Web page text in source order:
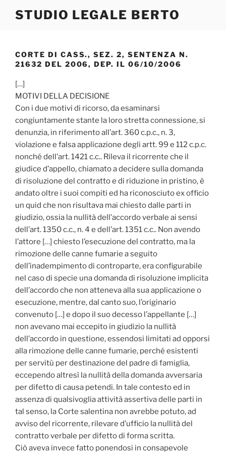
STUDIO LEGALE BERTO
CORTE DI CASS., SEZ. 2, SENTENZA N.
21632 DEL 2006, DEP. IL 06/10/2006
[…]
MOTIVI DELLA DECISIONE
Con i due motivi di ricorso, da esaminarsi
congiuntamente stante la loro stretta connessione, si
denunzia, in riferimento all’art. 360 c.p.c., n. 3,
violazione e falsa applicazione degli artt. 99 e 112 c.p.c.
nonché dell’art. 1421 c.c.. Rileva il ricorrente che il
giudice d’appello, chiamato a decidere sulla domanda
di risoluzione del contratto e di riduzione in pristino, è
andato oltre i suoi compiti ed ha riconosciuto ex officio
un quid che non risultava mai chiesto dalle parti in
giudizio, ossia la nullità dell’accordo verbale ai sensi
dell’art. 1350 c.c., n. 4 e dell’art. 1351 c.c.. Non avendo
l’attore […] chiesto l’esecuzione del contratto, ma la
rimozione delle canne fumarie a seguito
dell’inadempimento di controparte, era configurabile
nel caso di specie una domanda di risoluzione implicita
dell’accordo che non atteneva alla sua applicazione o
esecuzione, mentre, dal canto suo, l’originario
convenuto […] e dopo il suo decesso l’appellante […]
non avevano mai eccepito in giudizio la nullità
dell’accordo in questione, essendosi limitati ad opporsi
alla rimozione delle canne fumarie, perché esistenti
per servitù per destinazione del padre di famiglia,
eccependo altresì la nullità della domanda avversaria
per difetto di causa petendi. In tale contesto ed in
assenza di qualsivoglia attività assertiva delle parti in
tal senso, la Corte salentina non avrebbe potuto, ad
avviso del ricorrente, rilevare d’ufficio la nullità del
contratto verbale per difetto di forma scritta.
Ciò aveva invece fatto ponendosi in consapevole